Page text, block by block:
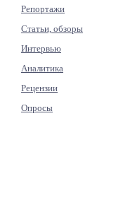
Репортажи
Статьи, обзоры
Интервью
Аналитика
Рецензии
Опросы